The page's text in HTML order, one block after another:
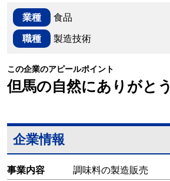
業種 食品
職種 製造技術
この企業のアピールポイント
但馬の自然にありがとう
企業情報
事業内容
調味料の製造販売